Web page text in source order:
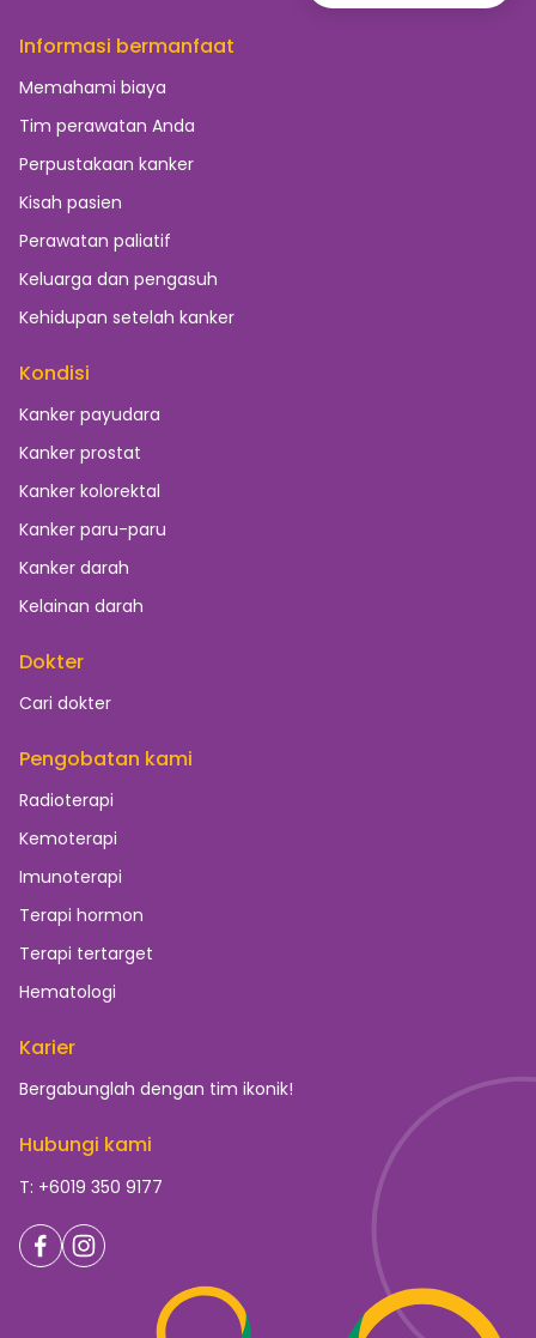
Informasi bermanfaat
Memahami biaya
Tim perawatan Anda
Perpustakaan kanker
Kisah pasien
Perawatan paliatif
Keluarga dan pengasuh
Kehidupan setelah kanker
Kondisi
Kanker payudara
Kanker prostat
Kanker kolorektal
Kanker paru-paru
Kanker darah
Kelainan darah
Dokter
Cari dokter
Pengobatan kami
Radioterapi
Kemoterapi
Imunoterapi
Terapi hormon
Terapi tertarget
Hematologi
Karier
Bergabunglah dengan tim ikonik!
Hubungi kami
T: +6019 350 9177